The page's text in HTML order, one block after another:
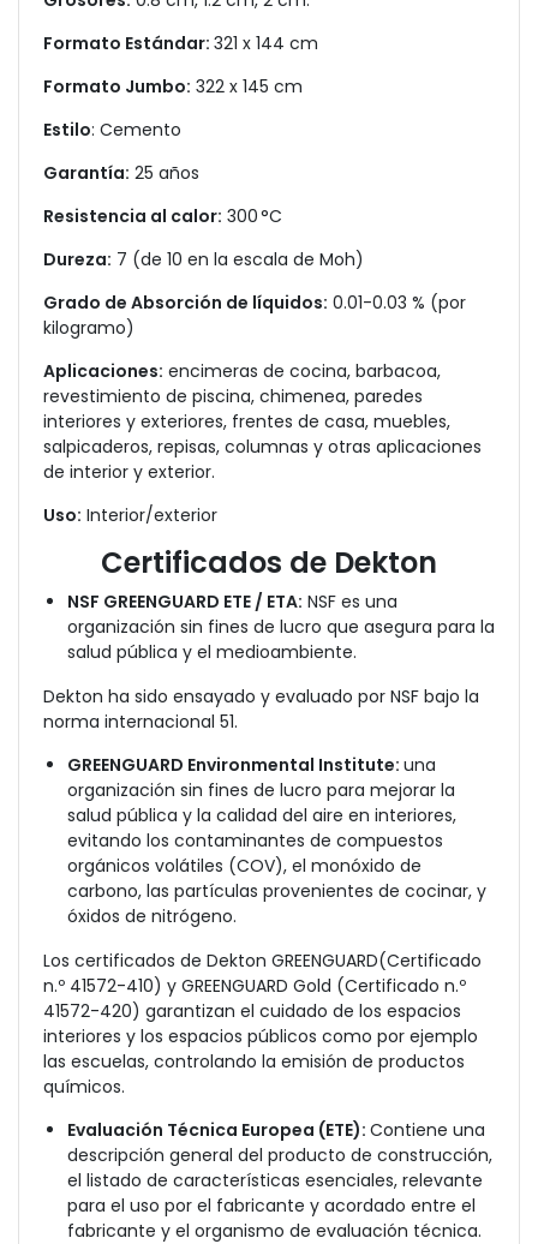
Formato Estándar: 321 x 144 cm
Formato Jumbo: 322 x 145 cm
Estilo: Cemento
Garantía: 25 años
Resistencia al calor: 300 °C
Dureza: 7 (de 10 en la escala de Moh)
Grado de Absorción de líquidos: 0.01-0.03 % (por
kilogramo)
Aplicaciones: encimeras de cocina, barbacoa,
revestimiento de piscina, chimenea, paredes
interiores y exteriores, frentes de casa, muebles,
salpicaderos, repisas, columnas y otras aplicaciones
de interior y exterior.
Uso: Interior/exterior
Certificados de Dekton
NSF GREENGUARD ETE / ETA: NSF es una
organización sin fines de lucro que asegura para la
salud pública y el medioambiente.
Dekton ha sido ensayado y evaluado por NSF bajo la
norma internacional 51.
GREENGUARD Environmental Institute: una
organización sin fines de lucro para mejorar la
salud pública y la calidad del aire en interiores,
evitando los contaminantes de compuestos
orgánicos volátiles (COV), el monóxido de
carbono, las partículas provenientes de cocinar, y
óxidos de nitrógeno.
Los certificados de Dekton GREENGUARD(Certificado
n.º 41572-410) y GREENGUARD Gold (Certificado n.º
41572-420) garantizan el cuidado de los espacios
interiores y los espacios públicos como por ejemplo
las escuelas, controlando la emisión de productos
químicos.
Evaluación Técnica Europea (ETE): Contiene una
descripción general del producto de construcción,
el listado de características esenciales, relevante
para el uso por el fabricante y acordado entre el
fabricante y el organismo de evaluación técnica.